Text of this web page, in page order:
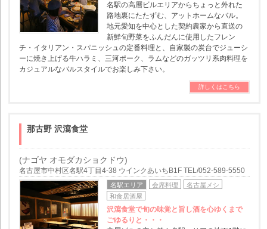
名駅の高層ビルエリアからちょっと外れた
路地裏にたたずむ、アットホームなバル。
地元愛知を中心とした契約農家から直送の
新鮮旬野菜をふんだんに使用したフレン
チ・イタリアン・スパニッシュの定番料理と、自家製の炭台でジューシ
ーに焼き上げる牛ハラミ、三河ポーク、ラムなどのガッツリ系肉料理を
カジュアルなバルスタイルでお楽しみ下さい。
詳しくはこちら
那古野 沢瀉食堂
(ナゴヤ オモダカショクドウ)
名古屋市中村区名駅4丁目4-38 ウインクあいちB1F TEL/052-589-5550
名駅エリア 会席料理
名古屋メシ
和食居酒屋
沢瀉食堂で旬の味覚と旨し酒を心ゆくまで
ごゆるりと・・・